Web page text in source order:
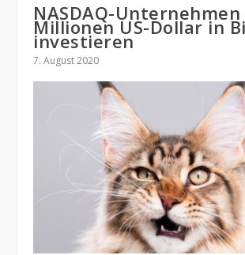
NASDAQ-
Millionen US-Dollar in
investieren
7. August 2020